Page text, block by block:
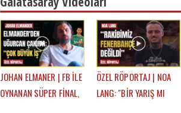
JOHAN ELMANER | FB İLE
OYNANAN SÜPER FİNAL,
ÖZEL RÖPORTAJ | NOA
LANG: "BİR YARIŞ MI